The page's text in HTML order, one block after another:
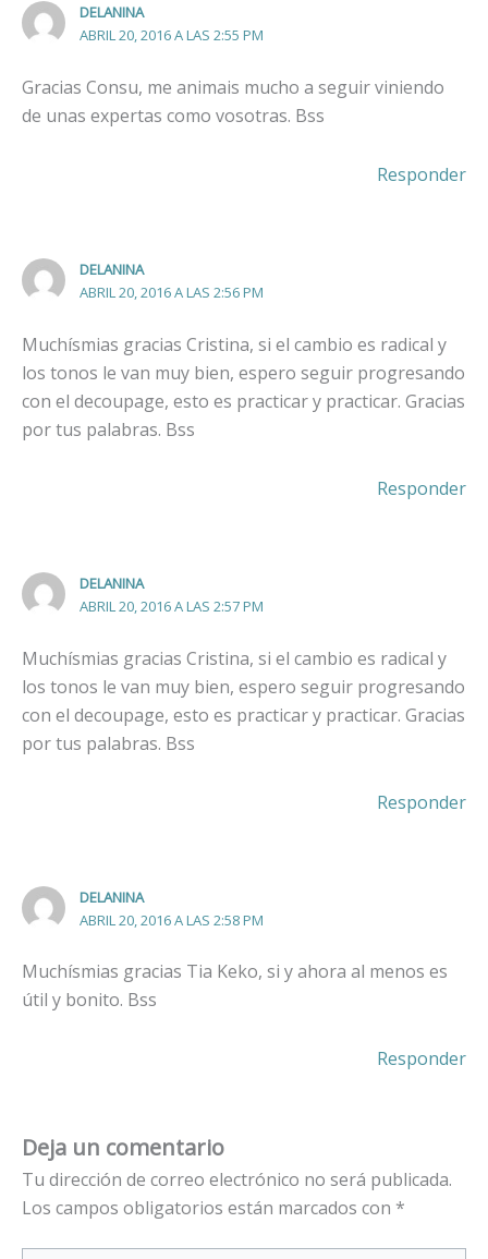
DELANINA
ABRIL 20, 2016 A LAS 2:55 PM
Gracias Consu, me animais mucho a seguir viniendo
de unas expertas como vosotras. Bss
Responder
DELANINA
ABRIL 20, 2016 A LAS 2:56 PM
Muchísmias gracias Cristina, si el cambio es radical y
los tonos le van muy bien, espero seguir progresando
con el decoupage, esto es practicar y practicar. Gracias
por tus palabras. Bss
Responder
DELANINA
ABRIL 20, 2016 A LAS 2:57 PM
Muchísmias gracias Cristina, si el cambio es radical y
los tonos le van muy bien, espero seguir progresando
con el decoupage, esto es practicar y practicar. Gracias
por tus palabras. Bss
Responder
DELANINA
ABRIL 20, 2016 A LAS 2:58 PM
Muchísmias gracias Tia Keko, si y ahora al menos es
útil y bonito. Bss
Responder
Deja un comentario
Tu dirección de correo electrónico no será publicada.
Los campos obligatorios están marcados con *